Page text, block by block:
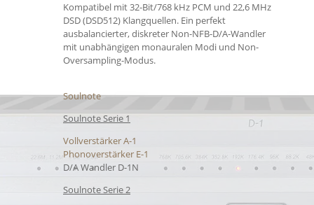
Kompatibel mit 32-Bit/768 kHz PCM und 22,6 MHz
DSD (DSD512) Klangquellen. Ein perfekt
ausbalancierter, diskreter Non-NFB-D/A-Wandler
mit unabhängigen monauralen Modi und Non-
Oversampling-Modus.
Soulnote
Soulnote Serie 1
Vollverstärker A-1
Phonoverstärker E-1
D/A Wandler D-1N
Soulnote Serie 2